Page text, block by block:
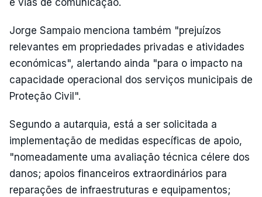
e vias de comunicação.
Jorge Sampaio menciona também "prejuízos
relevantes em propriedades privadas e atividades
económicas", alertando ainda "para o impacto na
capacidade operacional dos serviços municipais de
Proteção Civil".
Segundo a autarquia, está a ser solicitada a
implementação de medidas específicas de apoio,
"nomeadamente uma avaliação técnica célere dos
danos; apoios financeiros extraordinários para
reparações de infraestruturas e equipamentos;